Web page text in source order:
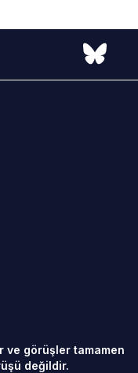
ve görüşler tamamen
değildir.